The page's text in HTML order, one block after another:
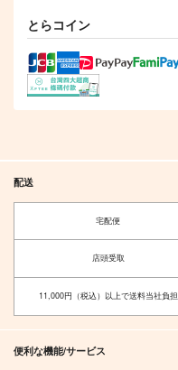
とらコイン
配送
宅配便
店頭受取
11,000円（税込）以上で送料当社負担
便利な機能/サービス